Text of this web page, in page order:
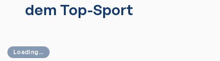
dem Top-Sport
Loading...